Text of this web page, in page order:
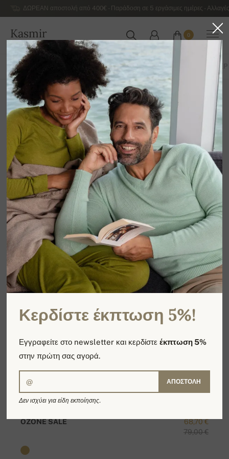
ΔΩΡΕΑΝ αποστολή από 400€ - Παράδοση σε 5 εργάσιμες ημέρες -
Kasmir
ΕΛΛΆΔΑ
0
ΛΟΙΠΆ
12 Ταξινόμηση κατά Φίλτρο
ΌΛΑ ΤΑ ΠΡΟΪΌΝΤΑ ΑΝΤΡΙΚΆ ΠΟΥΛΌΒΕΡ ΓΥΝΑΙΚΕΊΑ ΠΟΥΛΌΒΕΡ
68,70 €
79,00 €
OZONE SALE
Κερδίστε έκπτωση 5%!
Εγγραφείτε στο newsletter και κερδίστεέκπτωση 5%
στην πρώτη σας αγορά.
ΑΠΟΣΤΟΛΉ
Δεν ισχύει για είδη εκποίησης.